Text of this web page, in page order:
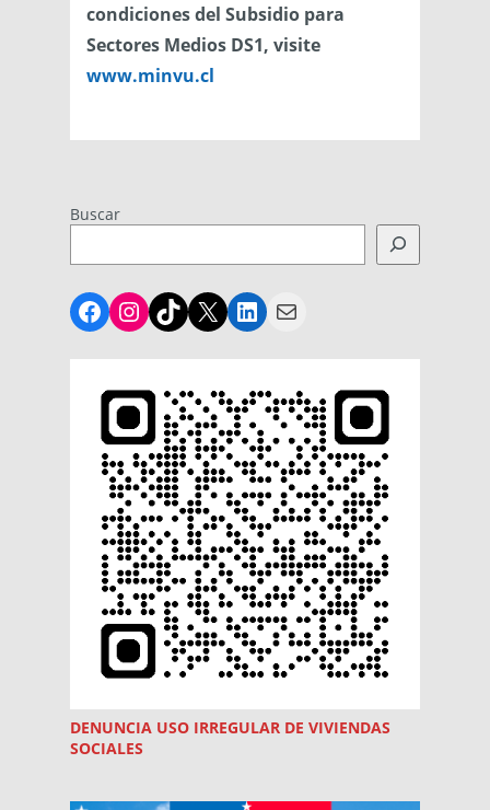
condiciones del Subsidio para
Sectores Medios DS1, visite
www.minvu.cl
Buscar
Facebook
Instagram
TikTok
X LinkedIn
Mail
DENUNCIA USO IRREGULAR DE VIVIENDAS
SOCIALES